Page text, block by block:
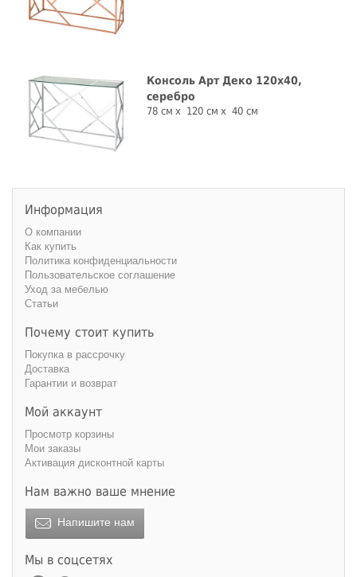
Консоль Арт Деко 120x40,
серебро
78 см 120 см 40 см
Информация
О компании
Как купить
Политика конфиденциальности
Пользовательское соглашение
Уход за мебелью
Статьи
Почему стоит купить
Покупка в рассрочку
Доставка
Гарантии и возврат
Мой аккаунт
Просмотр корзины
Мои заказы
Активация дисконтной карты
Нам важно ваше мнение
Напишите нам
Мы в соцсетях